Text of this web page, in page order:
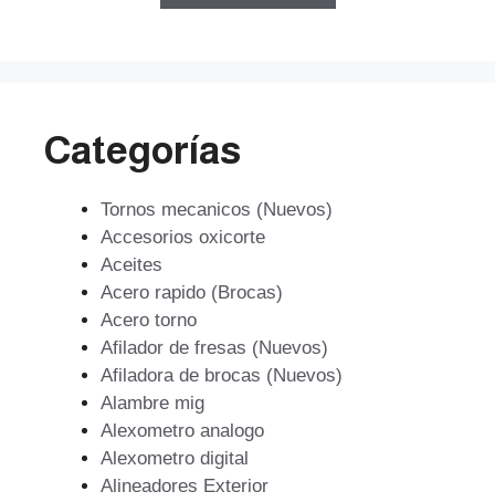
Categorías
Tornos mecanicos (Nuevos)
Accesorios oxicorte
Aceites
Acero rapido (Brocas)
Acero torno
Afilador de fresas (Nuevos)
Afiladora de brocas (Nuevos)
Alambre mig
Alexometro analogo
Alexometro digital
Alineadores Exterior